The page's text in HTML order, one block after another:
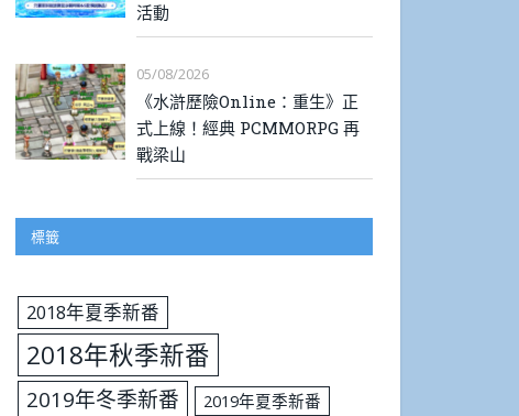
活動
05/08/2026
《水滸歷險Online：重生》正
式上線！經典 PCMMORPG 再
戰梁山
標籤
2018年夏季新番
2018年秋季新番
2019年冬季新番
2019年夏季新番